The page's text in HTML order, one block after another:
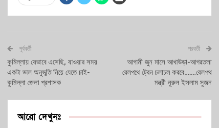
পূর্ববর্তী
কুমিল্লায় যেভাবে এসেছি, যাওয়ার সময়
একটা ভাল অনুভূতি নিয়ে যেতে চাই-
কুমিল্লা জেলা প্রশাসক
পরবর্তী
আগামী জুন মাসে আখাউড়া-আগরতলা
রেলপথে ট্রেন চলাচল করবে…….রেলপথ
মন্ত্রী নূরুল ইসলাম সুজন
আরো দেখুনঃ